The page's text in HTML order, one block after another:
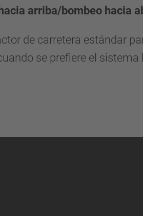
arriba/bombeo hacia
de carretera estándar
se prefiere el